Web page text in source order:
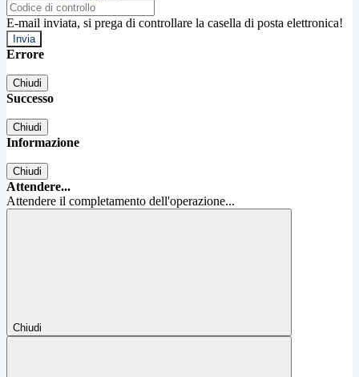
E-mail inviata, si prega di controllare la casella di posta elettronica!
Errore
Chiudi
Successo
Chiudi
Informazione
Chiudi
Attendere...
Attendere il completamento dell'operazione...
Chiudi